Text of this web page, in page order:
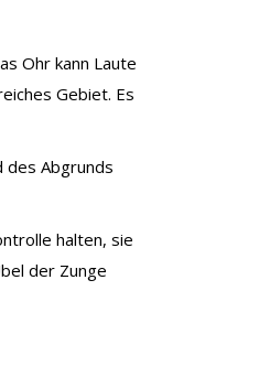
Ohr kann Laute
Gebiet. Es
des Abgrunds
halten, sie
der Zunge